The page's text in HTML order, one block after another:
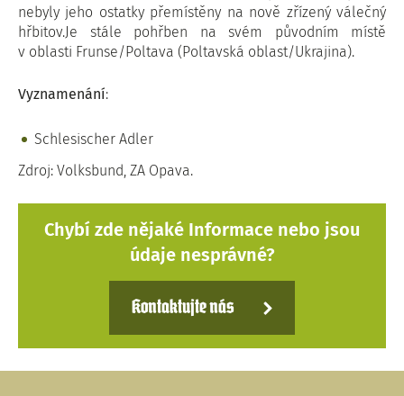
nebyly jeho ostatky přemístěny na nově zřízený válečný
hřbitov.Je stále pohřben na svém původním místě
v oblasti Frunse/Poltava (Poltavská oblast/Ukrajina).
Vyznamenání:
Schlesischer Adler
Zdroj: Volksbund, ZA Opava.
Chybí zde nějaké Informace nebo jsou
údaje nesprávné?
Kontaktujte nás